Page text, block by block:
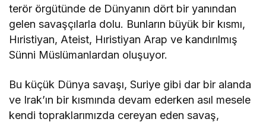
terör örgütünde de Dünyanın dört bir yanından
gelen savaşçılarla dolu. Bunların büyük bir kısmı,
Hıristiyan, Ateist, Hıristiyan Arap ve kandırılmış
Sünni Müslümanlardan oluşuyor.
Bu küçük Dünya savaşı, Suriye gibi dar bir alanda
ve Irak’ın bir kısmında devam ederken asıl mesele
kendi topraklarımızda cereyan eden savaş,